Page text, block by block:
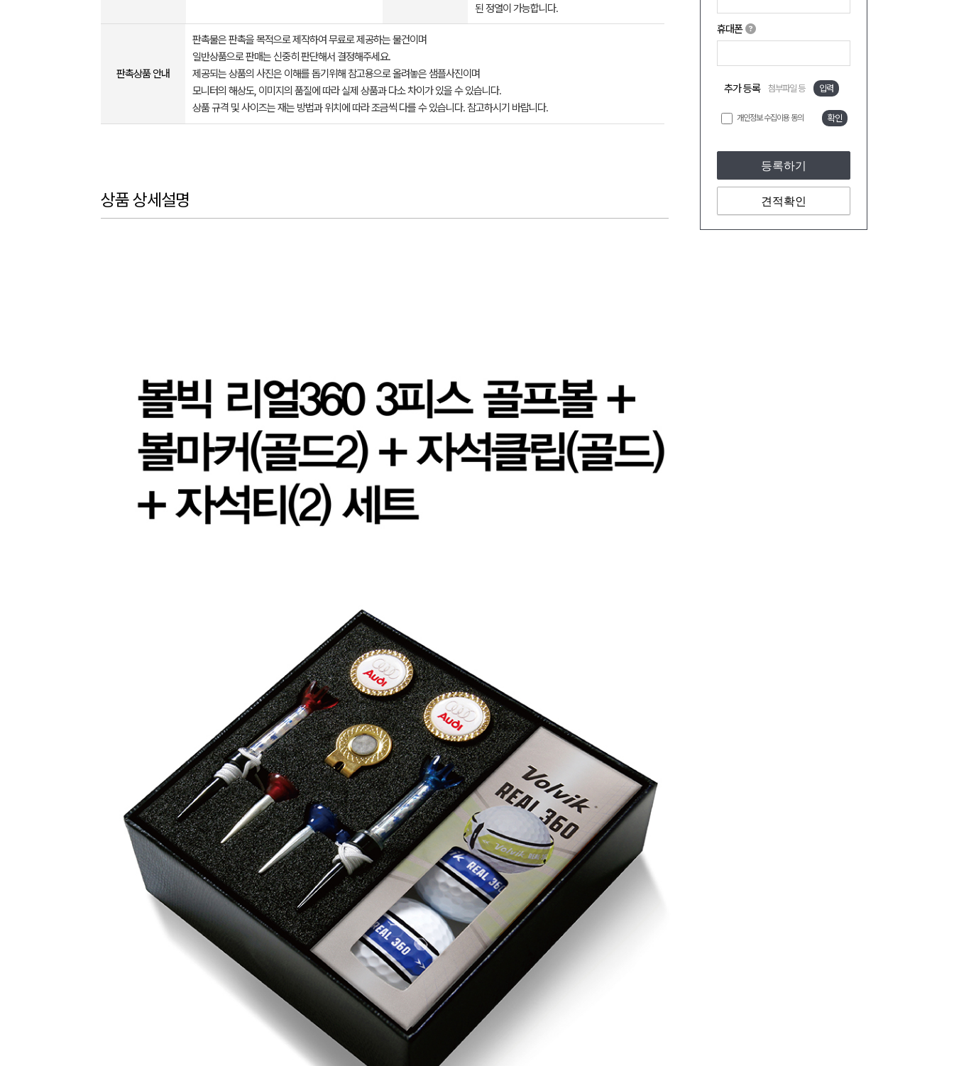
휴대폰
추가 등록 첨부파일 등 입력
개인정보 수집이용 동의 확인
등록하기
견적확인
된 정열이 가능합니다.
판촉상품 안내
판촉물은 판촉을 목적으로 제작하여 무료로 제공하는 물건이며
일반상품으로 판매는 신중히 판단해서 결정해주세요.
제공되는 상품의 사진은 이해를 돕기위해 참고용으로 올려놓은 샘플사진이며
모니터의 해상도, 이미지의 품질에 따라 실제 상품과 다소 차이가 있을 수 있습니다.
상품 규격 및 사이즈는 재는 방법과 위치에 따라 조금씩 다를 수 있습니다. 참고하시기 바랍니다.
상품 상세설명